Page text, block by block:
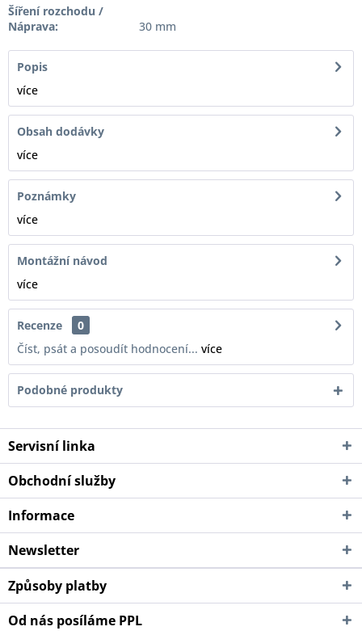
Šíření rozchodu /
Náprava:
30 mm
Popis
více
Obsah dodávky
více
Poznámky
více
Montážní návod
více
Recenze
0
Číst, psát a posoudít hodnocení... více
Podobné produkty
Servisní linka
Obchodní služby
Informace
Newsletter
Způsoby platby
Od nás posíláme PPL